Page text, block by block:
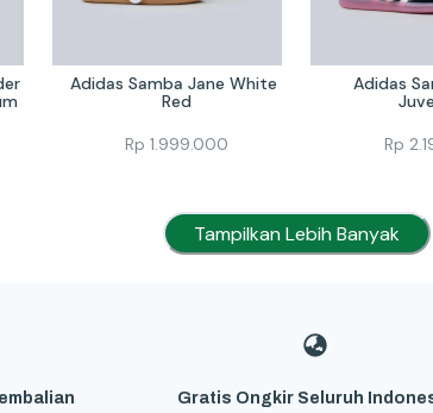
Adidas Samba Jane White
Red
Rp 1.999.000
Adidas
Rp
Tampilkan Lebih Banyak
Gratis Ongkir Seluruh